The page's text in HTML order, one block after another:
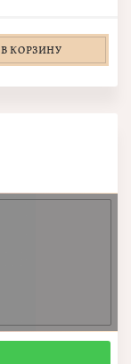
В КОРЗИНУ